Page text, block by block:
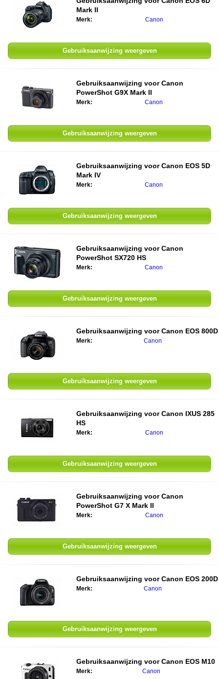
Mark II
Merk: Canon
Gebruiksaanwijzing weergeven
Gebruiksaanwijzing voor Canon
PowerShot G9X Mark II
Merk: Canon
Gebruiksaanwijzing weergeven
Gebruiksaanwijzing voor Canon EOS 5D
Mark IV
Merk: Canon
Gebruiksaanwijzing weergeven
Gebruiksaanwijzing voor Canon
PowerShot SX720 HS
Merk: Canon
Gebruiksaanwijzing weergeven
Gebruiksaanwijzing voor Canon EOS 800D
Merk: Canon
Gebruiksaanwijzing weergeven
Gebruiksaanwijzing voor Canon IXUS 285
HS
Merk: Canon
Gebruiksaanwijzing weergeven
Gebruiksaanwijzing voor Canon
PowerShot G7 X Mark II
Merk: Canon
Gebruiksaanwijzing weergeven
Gebruiksaanwijzing voor Canon EOS 200D
Merk: Canon
Gebruiksaanwijzing weergeven
Gebruiksaanwijzing voor Canon EOS M10
Merk: Canon